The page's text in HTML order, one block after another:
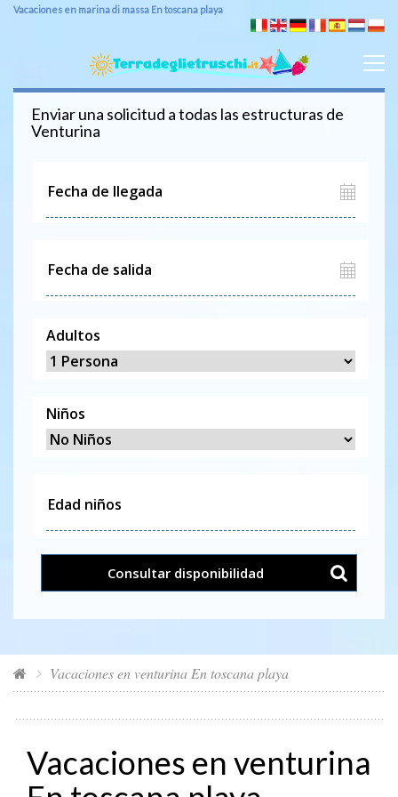
Vacaciones en marina di massa En toscana playa
Enviar una solicitud a todas las estructuras de
Venturina
Adultos
Niños
Consultar disponibilidad
Vacaciones en venturina En toscana playa
Vacaciones en venturina